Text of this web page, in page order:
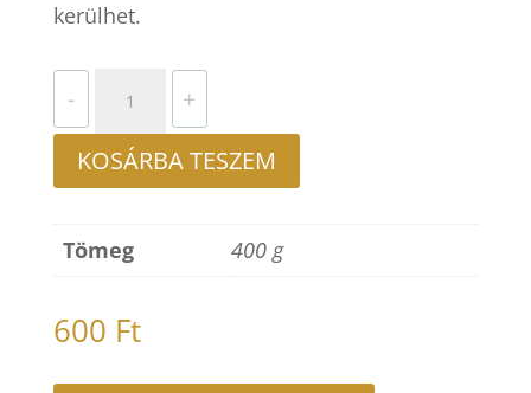
kerülhet.
-
mennyiség
+
KOSÁRBA TESZEM
Tömeg 400 g
600 Ft